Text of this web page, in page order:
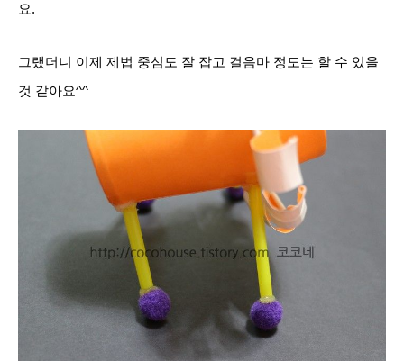
요.
그랬더니 이제 제법 중심도 잘 잡고 걸음마 정도는 할 수 있을
것 같아요^^